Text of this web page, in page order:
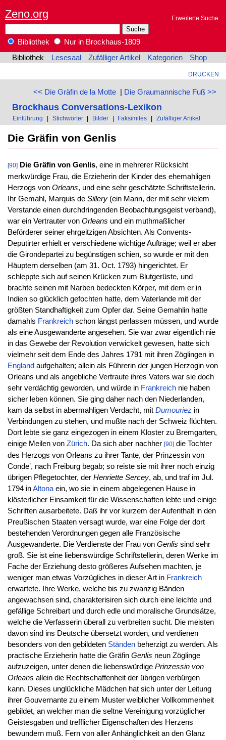
Zeno.org Erweiterte Suche
Bibliothek
Nur in Brockhaus-1809
Bibliothek
Lesesaal Zufälliger Artikel Kategorien Shop
DRUCKEN
<< Die Gräfin de la Motte| Die Graumannische Fuß >>
Brockhaus Conversations-Lexikon
Einführung | Stichwörter | Bilder | Faksimiles | Zufälliger Artikel
Die Gräfin von Genlis
[90] Die Gräfin von Genlis, eine in mehrerer Rücksicht
merkwürdige Frau, die Erzieherin der Kinder des ehemahligen
Herzogs von Orleans, und eine sehr geschätzte Schriftstellerin.
Ihr Gemahl, Marquis de Sillery(ein Mann, der mit sehr vielem
Verstande einen durchdringenden Beobachtungsgeist verband),
war ein Vertrauter von Orleans und ein muthmaßlicher
Beförderer seiner ehrgeitzigen Absichten. Als Convents-
Deputirter erhielt er verschiedene wichtige Aufträge; weil er aber
die Girondepartei zu begünstigen schien, so wurde er mit den
Häuptern derselben (am 31. Oct. 1793) hingerichtet. Er
schleppte sich auf seinen Krücken zum Blutgerüste, und
brachte seinen mit Narben bedeckten Körper, mit dem er in
Indien so glücklich gefochten hatte, dem Vaterlande mit der
größten Standhaftigkeit zum Opfer dar. Seine Gemahlin hatte
damahls Frankreichschon längst perlassen müssen, und wurde
als eine Ausgewanderte angesehen. Sie war zwar eigentlich nie
in das Gewebe der Revolution verwickelt gewesen, hatte sich
vielmehr seit dem Ende des Jahres 1791 mit ihren Zöglingen in
England aufgehalten; allein als Führerin der jungen Herzogin von
Orleans und als angebliche Vertraute ihres Vaters war sie doch
sehr verdächtig geworden, und würde in Frankreichnie haben
sicher leben können. Sie ging daher nach den Niederlanden,
kam da selbst in abermahligen Verdacht, mit Dumouriezin
Verbindungen zu stehen, und mußte nach der Schweiz flüchten.
Dort lebte sie ganz eingezogen in einem Kloster zu Bremgarten,
einige Meilen von Zürich. Da sich aber nachher [90]die Tochter
des Herzogs von Orleans zu ihrer Tante, der Prinzessin von
Condeʼ, nach Freiburg begab; so reiste sie mit ihrer noch einzig
übrigen Pflegetochter, der Henriette Sercey, ab, und traf im Jul.
1794 inAltonaein, wo sie in einem abgelegenen Hause in
klösterlicher Einsamkeit für die Wissenschaften lebte und einige
Schriften ausarbeitete. Daß ihr vor kurzem der Aufenthalt in den
Preußischen Staaten versagt wurde, war eine Folge der dort
bestehenden Verordnungen gegen alle Französische
Ausgewanderte. Die Verdienste der Frau von Genlis sind sehr
groß. Sie ist eine liebenswürdige Schriftstellerin, deren Werke im
Fache der Erziehung desto größeres Aufsehen machten, je
weniger man etwas Vorzügliches in dieser Art in Frankreich
erwartete. Ihre Werke, welche bis zu zwanzig Bänden
angewachsen sind, charakterisiren sich durch eine leichte und
gefällige Schreibart und durch edle und moralische Grundsätze,
welche die Verfasserin überall zu verbreiten sucht. Die meisten
davon sind ins Deutsche übersetzt worden, und verdienen
besonders von den gebildeten Ständenbeherzigt zu werden. Als
practische Erzieherin hatte die Gräfin Genlis neun Zöglinge
aufzuzeigen, unter denen die liebenswürdige Prinzessin von
Orleans allein die Rechtschaffenheit der übrigen verbürgen
kann. Dieses unglückliche Mädchen hat sich unter der Leitung
ihrer Gouvernante zu einem Muster weiblicher Vollkommenheit
gebildet, an welcher man die seltne Vereinigung vorzüglicher
Geistesgaben und trefflicher Eigenschaften des Herzens
bewundern muß. Fern von aller Anhänglichkeit an den Glanz